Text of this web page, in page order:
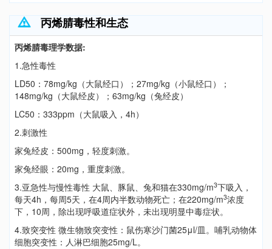
丙烯腈毒性和生态
丙烯腈毒理学数据:
1.急性毒性
LD50：78mg/kg（大鼠经口）；27mg/kg（小鼠经口）；
148mg/kg（大鼠经皮）；63mg/kg（兔经皮）
LC50：333ppm（大鼠吸入，4h）
2.刺激性
家兔经皮：500mg，轻度刺激。
家兔经眼：20mg，重度刺激。
3.亚急性与慢性毒性 大鼠、豚鼠、兔和猫在330mg/m3下吸入，
每天4h，每周5天，在4周内半数动物死亡；在220mg/m3浓度
下，10周，除出现呼吸道症状外，未出现明显中毒症状。
4.致突变性 微生物致突变性：鼠伤寒沙门菌25μl/皿。哺乳动物体
细胞突变性：人淋巴细胞25mg/L。